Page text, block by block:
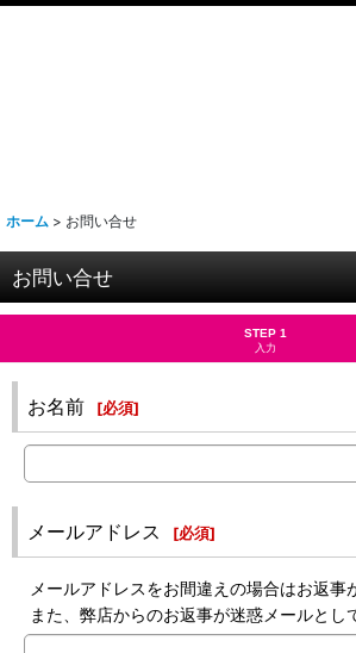
ホーム > お問い合せ
お問い合せ
STEP 1
入力
お名前 [必須]
メールアドレス [必須]
メールアドレスをお間違えの場合はお返事
また、弊店からのお返事が迷惑メールとし